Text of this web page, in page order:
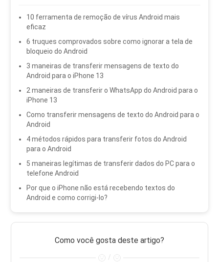
10 ferramenta de remoção de vírus Android mais
eficaz
6 truques comprovados sobre como ignorar a tela de
bloqueio do Android
3 maneiras de transferir mensagens de texto do
Android para o iPhone 13
2 maneiras de transferir o WhatsApp do Android para o
iPhone 13
Como transferir mensagens de texto do Android para o
Android
4 métodos rápidos para transferir fotos do Android
para o Android
5 maneiras legítimas de transferir dados do PC para o
telefone Android
Por que o iPhone não está recebendo textos do
Android e como corrigi-lo?
Como você gosta deste artigo?
/